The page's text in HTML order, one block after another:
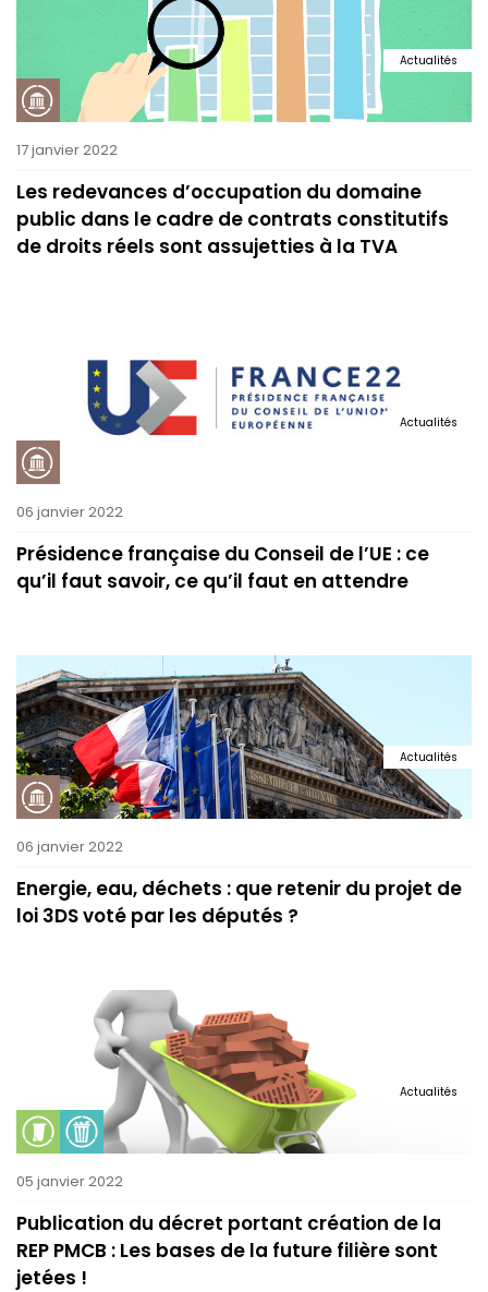
Actualités
17 janvier 2022
Les redevances d’occupation du domaine
public dans le cadre de contrats constitutifs
de droits réels sont assujetties à la TVA
Actualités
06 janvier 2022
Présidence française du Conseil de l’UE : ce
qu’il faut savoir, ce qu’il faut en attendre
Actualités
06 janvier 2022
Energie, eau, déchets : que retenir du projet de
loi 3DS voté par les députés ?
Actualités
05 janvier 2022
Publication du décret portant création de la
REP PMCB : Les bases de la future filière sont
jetées !